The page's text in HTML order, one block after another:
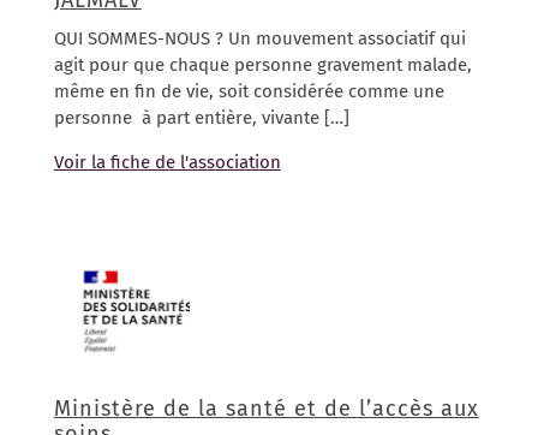
QUI SOMMES-NOUS ? Un mouvement associatif qui
agit pour que chaque personne gravement malade,
même en fin de vie, soit considérée comme une
personne à part entière, vivante […]
Voir la fiche de l'association
Ministère de la santé et de l’accès aux